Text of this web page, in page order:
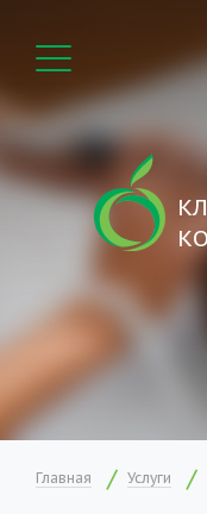
Главная Услуги